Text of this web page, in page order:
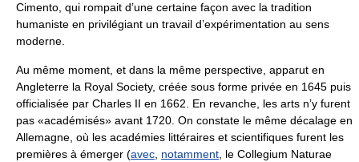
Cimento, qui rompait d’une certaine façon avec la tradition
humaniste en privilégiant un travail d’expérimentation au sens
moderne.
Au même moment, et dans la même perspective, apparut en
Angleterre la Royal Society, créée sous forme privée en 1645 puis
officialisée par Charles II en 1662. En revanche, les arts n’y furent
pas «académisés» avant 1720. On constate le même décalage en
Allemagne, où les académies littéraires et scientifiques furent les
premières à émerger (avec, notamment, le Collegium Naturae